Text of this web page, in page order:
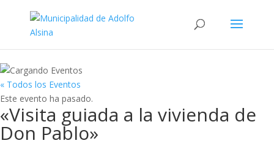
« Todos los Eventos
Este evento ha pasado.
«Visita guiada a la vivienda de
Don Pablo»